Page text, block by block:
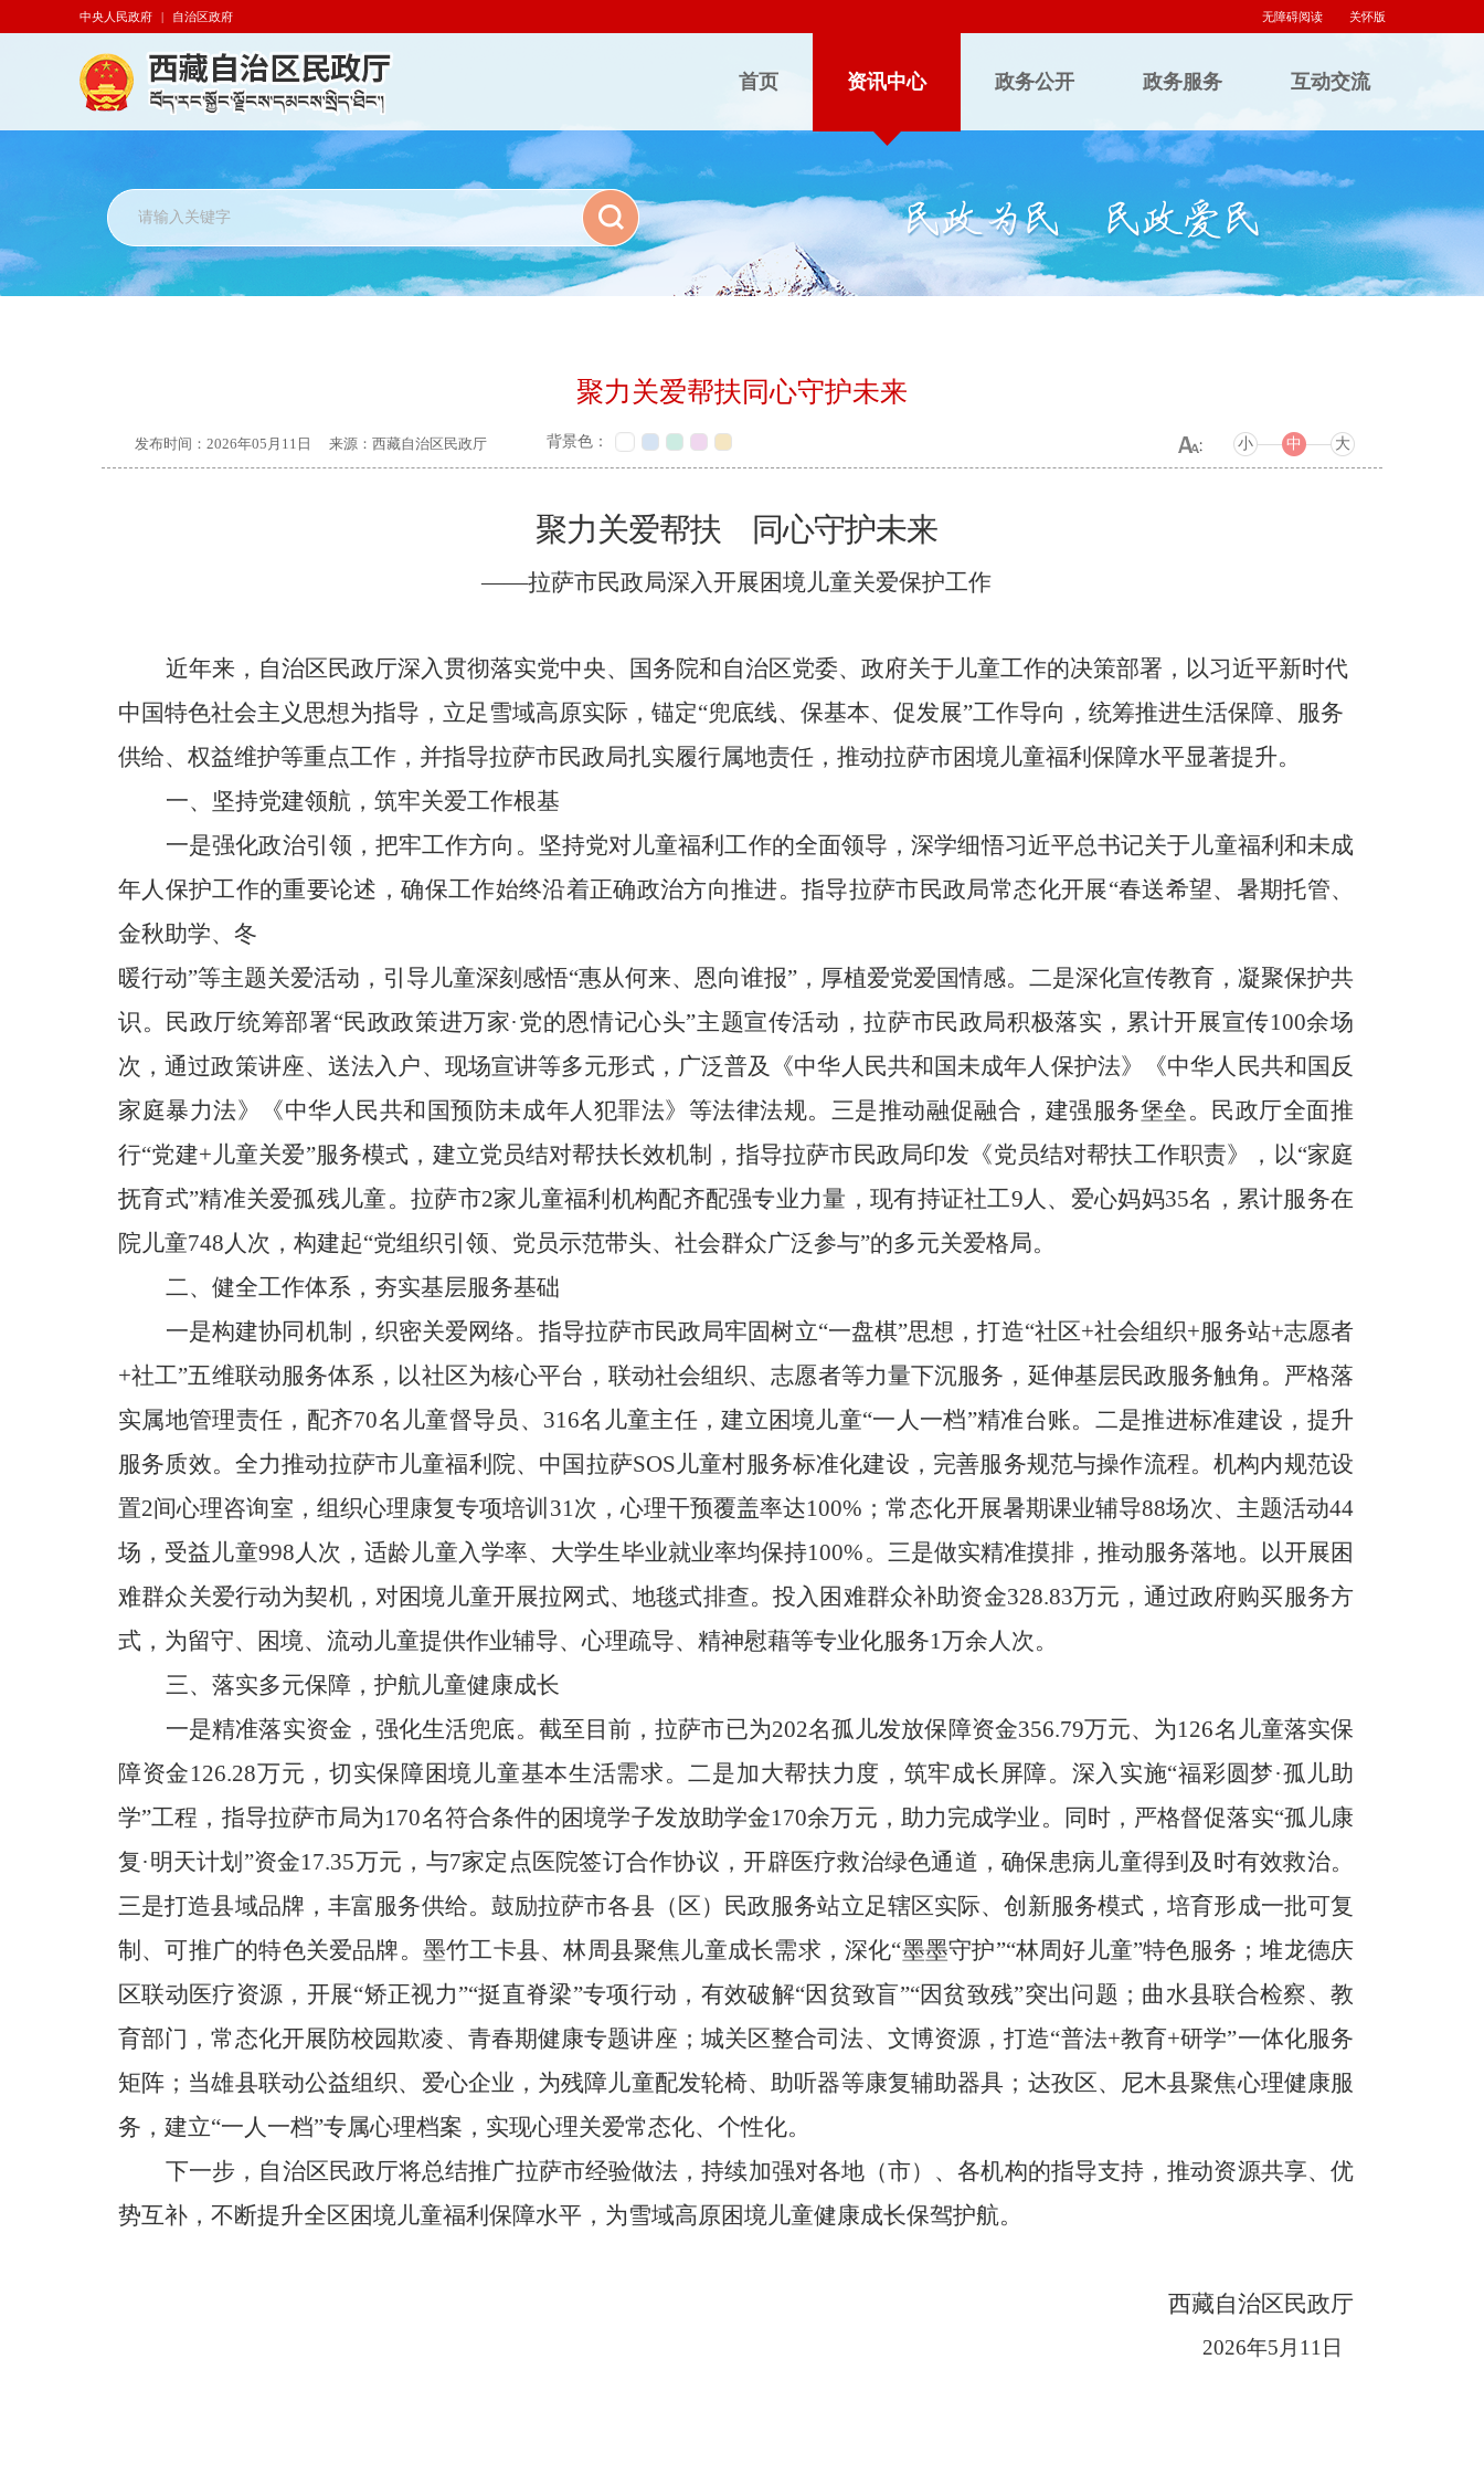
中央人民政府 | 自治区政府 无障碍阅读 关怀版
首页 资讯中心 政务公开 政务服务 互动交流
聚力关爱帮扶同心守护未来
发布时间： 2026年05月11日 来源： 西藏自治区民政厅 背景色： 大
中
小
聚力关爱帮扶 同心守护未来
——拉萨市民政局深入开展困境儿童关爱保护工作
近年来， 自治区民政厅深入贯彻落实党中央、国务院和自治区党委、政府关于儿童工作的决策部署， 以习近平新时代
中国特色社会主义思想为指导， 立足雪域高原实际，锚定“兜底线、保基本、促发展”工作导向，统筹推进生活保障、服务
供给、权益维护等重点工作， 并指导拉萨市民政局扎实履行属地责任，推动拉萨市困境儿童福利保障水平显著提升。
一、坚持党建领航，筑牢关爱工作根基
一是强化政治引领，把牢工作方向。 坚持党对儿童福利工作的全面领导，深学细悟习近平总书记关于儿童福利和未成
年人保护工作的重要论述，确保工作始终沿着正确政治方向推进。指导拉萨市民政局常态化开展“春送希望、暑期托管、
金秋助学、冬
暖行动”等主题关爱活动，引导儿童深刻感悟“惠从何来、恩向谁报”，厚植爱党爱国情感。 二是深化宣传教育，凝聚保护共
识。
民政厅统筹部署“民政政策进万家·党的恩情记心头”主题宣传活动 ，拉萨市民政局积极落实，累计开展宣传100余场
次，通过政策讲座、送法入户、现场宣讲等多元形式，广泛普及《中华人民共和国未成年人保护法》《中华人民共和国反
家庭暴力法》《中华人民共和国预防未成年人犯罪法》等法律法规。 三是推动融促融合，建强服务堡垒。 民政厅全面推
行“党建+儿童关爱”服务模式，建立党员结对帮扶长效机制， 指导拉萨市民政局印发《党员结对帮扶工作职责》，以“家庭
抚育式”精准关爱孤残儿童。 拉萨市2家儿童福利机构配齐配强专业力量，现有持证社工9人、爱心妈妈35名，累计服务在
院儿童748人次，构建起“党组织引领、党员示范带头、社会群众广泛参与”的多元关爱格局。
二、健全工作体系，夯实基层服务基础
一是构建协同机制，织密关爱网络。 指导拉萨市民政局牢固树立“一盘棋”思想 ，打造“社区+社会组织+服务站+志愿者
+社工”五维联动服务体系 ， 以社区为核心平台，联动社会组织、志愿者等力量下沉服务 ， 延伸基层民政服务触角。严格落
实属地管理责任，配齐70名儿童督导员、316名儿童主任，建立困境儿童“一人一档”精准台账。 二是推进标准建设，提升
服务质效。 全力推动拉萨市儿童福利院、中国拉萨SOS儿童村服务标准化建设，完善服务规范与操作流程。机构内规范设
置2间心理咨询室，组织心理康复专项培训31次，心理干预覆盖率达100%；常态化开展暑期课业辅导88场次、主题活动44
场，受益儿童998人次，适龄儿童入学率、大学生毕业就业率均保持100%。 三是做实精准摸排，推动服务落地。 以开展困
难群众关爱行动为契机，对困境儿童开展拉网式、地毯式排查。投入困难群众补助资金328.83万元，通过政府购买服务方
式，为留守、困境、流动儿童提供作业辅导、心理疏导、精神慰藉等专业化服务1万余人次。
三、 落实多元保障，护航儿童健康成长
一是精准落实资金 ，强化生活兜底。 截至目前，拉萨市已为202名孤儿发放保障资金356.79万元、为126名儿童落实保
障资金126.28万元 ， 切实保障困境儿童基本生活需求。二是加大帮扶力度，筑牢成长屏障。 深入实施“福彩圆梦·孤儿助
学”工程， 指导拉萨市局为170名符合条件的困境学子发放助学金170余万元，助力完成学业。 同时， 严格督促落实“孤儿康
复·明天计划”资金17.35万元，与7家定点医院签订合作协议，开辟医疗救治绿色通道，确保患病儿童得到及时有效救治。
三是打造县域品牌，丰富服务供给。 鼓励拉萨市各县（区）民政服务站立足辖区实际、创新服务模式，培育形成一批可复
制、可推广的特色关爱品牌。墨竹工卡县、林周县聚焦儿童成长需求，深化“墨墨守护”“林周好儿童”特色服务；堆龙德庆
区联动医疗资源，开展“矫正视力”“挺直脊梁”专项行动，有效破解“因贫致盲”“因贫致残”突出问题；曲水县联合检察、教
育部门，常态化开展防校园欺凌、青春期健康专题讲座；城关区整合司法、文博资源，打造“普法+教育+研学”一体化服务
矩阵； 当雄县联动公益组织、爱心企业，为残障儿童配发轮椅、助听器等康复辅助器具；达孜区、尼木县聚焦心理健康服
务，建立“一人一档”专属心理档案，实现心理关爱常态化、个性化。
下一步，自治区民政厅将总结推广拉萨市经验做法，持续加强对各地（市）、各机构的指导支持，推动资源共享、优
势互补，不断提升全区困境儿童福利保障水平，为雪域高原困境儿童健康成长保驾护航。
西藏自治区民政厅
2026年5月11日